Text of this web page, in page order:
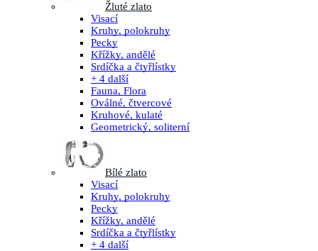
Žluté zlato
Visací
Kruhy, polokruhy
Pecky
Křížky, andělé
Srdíčka a čtyřlístky
+ 4 další
Fauna, Flora
Oválné, čtvercové
Kruhové, kulaté
Geometrický, soliterní
Bílé zlato
Visací
Kruhy, polokruhy
Pecky
Křížky, andělé
Srdíčka a čtyřlístky
+ 4 další